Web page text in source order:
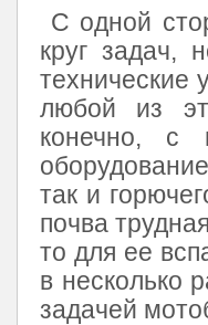
С одной
круг задач,
технические
любой из
конечно, с
так и
почва
то для ее
в несколько
задачей